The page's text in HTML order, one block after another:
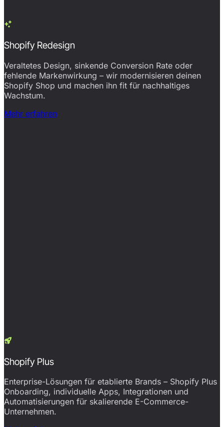
Shopify Redesign
Veraltetes Design, sinkende Conversion Rate oder
fehlende Markenwirkung – wir modernisieren deinen
Shopify Shop und machen ihn fit für nachhaltiges
Wachstum.
Mehr erfahren
Shopify Plus
Enterprise-Lösungen für etablierte Brands – Shopify Plus
Onboarding, individuelle Apps, Integrationen und
Automatisierungen für skalierende E-Commerce-
Unternehmen.